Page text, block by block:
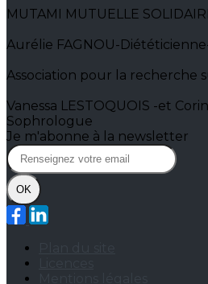
MUTAMI MUTUELLE
Aurélie FAGNOU-
Association pour la recherche
Vanessa LESTOQUOIS -et
Sophrologue
Je m'abonne à la newsletter
OK